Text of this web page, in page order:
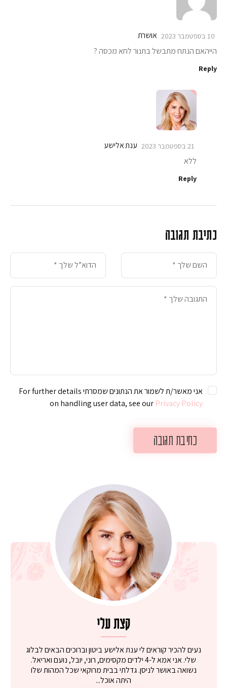
אושרת 10 בספטמבר 2023
הייהאם הנתח מתבשל בתנור לחא מכסה ?
Reply
ענת אלישע 21 בספטמבר 2023
ללא
Reply
כתיבת תגובה
אני מאשר/ת לשמור את הנתונים שמסרתי For further details
on handling user data, see our Privacy Policy
קצת עלי
נעים להכיר קוראים לי ענת אלישע ביטון וברוכים הבאים לבלוג
שלי. אני אמא ל-4 ילדים מקסימים, רוני, יובל, נועם ואריאל.
נשואה באושר לניסן. גדלתי בבית מרוקאי שכל המהות שלו
היתה אוכל...